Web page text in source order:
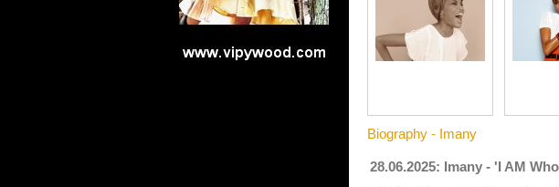
Biography - Imany
28.06.2025: Imany - 'I AM